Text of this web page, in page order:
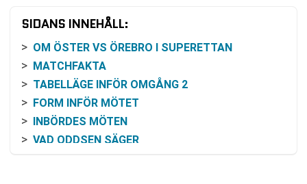
SIDANS INNEHÅLL:
OM ÖSTER VS ÖREBRO I SUPERETTAN
MATCHFAKTA
TABELLÄGE INFÖR OMGÅNG 2
FORM INFÖR MÖTET
INBÖRDES MÖTEN
VAD ODDSEN SÄGER